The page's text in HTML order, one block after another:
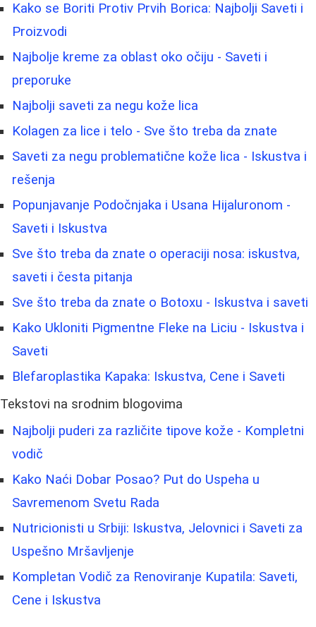
Kako se Boriti Protiv Prvih Borica: Najbolji Saveti i
Proizvodi
Najbolje kreme za oblast oko očiju - Saveti i
preporuke
Najbolji saveti za negu kože lica
Kolagen za lice i telo - Sve što treba da znate
Saveti za negu problematične kože lica - Iskustva i
rešenja
Popunjavanje Podočnjaka i Usana Hijaluronom -
Saveti i Iskustva
Sve što treba da znate o operaciji nosa: iskustva,
saveti i česta pitanja
Sve što treba da znate o Botoxu - Iskustva i saveti
Kako Ukloniti Pigmentne Fleke na Liciu - Iskustva i
Saveti
Blefaroplastika Kapaka: Iskustva, Cene i Saveti
Tekstovi na srodnim blogovima
Najbolji puderi za različite tipove kože - Kompletni
vodič
Kako Naći Dobar Posao? Put do Uspeha u
Savremenom Svetu Rada
Nutricionisti u Srbiji: Iskustva, Jelovnici i Saveti za
Uspešno Mršavljenje
Kompletan Vodič za Renoviranje Kupatila: Saveti,
Cene i Iskustva